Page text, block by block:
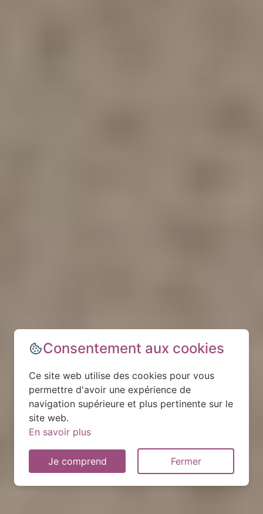
Consentement aux cookies
Ce site web utilise des cookies pour vous
permettre d'avoir une expérience de
navigation supérieure et plus pertinente sur le
site web.
En savoir plus
Je comprend Fermer